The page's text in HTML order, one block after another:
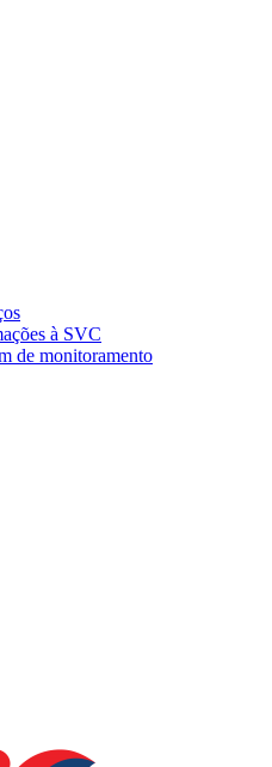
à SVC
de monitoramento